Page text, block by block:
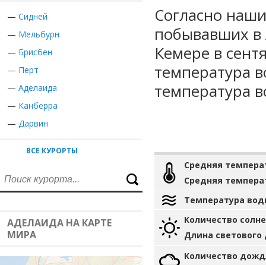
— Сидней
— Мельбурн
— Брисбен
— Перт
— Аделаида
— Канберра
— Дарвин
ВСЕ КУРОРТЫ
АДЕЛАИДА НА КАРТЕ
МИРА
Согласно
побывавших в
Кемере в
температура
температура
Средняя
Средняя
Температура
Количество
Длина светового
Количество